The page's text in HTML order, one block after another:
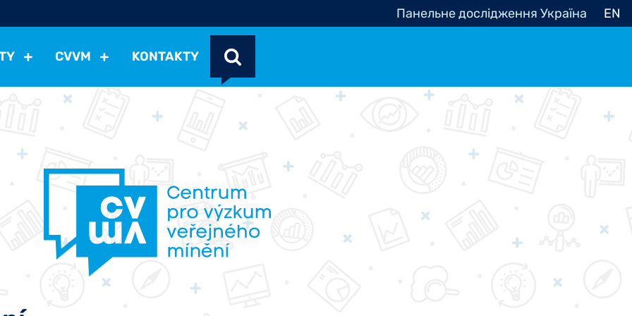
Панельне дослідження Україна EN
Mezinárodní vztahy
vývoj
Vztahy a životní postoje Ostatní - Různé
CVVM KONTAKTY